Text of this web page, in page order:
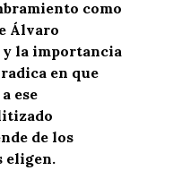
como
Álvaro
la importancia
en que
ese
de los
eligen.